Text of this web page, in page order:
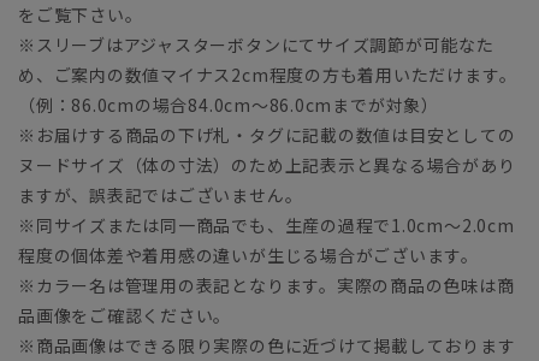
をご覧下さい。
※スリーブはアジャスターボタンにてサイズ調節が可能なた
め、ご案内の数値マイナス2cm程度の方も着用いただけます。
（例：86.0cmの場合84.0cm～86.0cmまでが対象）
※お届けする商品の下げ札・タグに記載の数値は目安としての
ヌードサイズ（体の寸法）のため上記表示と異なる場合があり
ますが、誤表記ではございません。
※同サイズまたは同一商品でも、生産の過程で1.0cm～2.0cm
程度の個体差や着用感の違いが生じる場合がございます。
※カラー名は管理用の表記となります。実際の商品の色味は商
品画像をご確認ください。
※商品画像はできる限り実際の色に近づけて掲載しております